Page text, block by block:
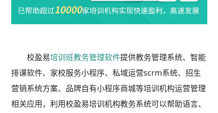
校盈易培训班教务管理软件提供教务管理系统、智能
排课软件、家校服务小程序、私域运营scrm系统、招生
营销系统方案、品牌自有小程序商城等培训机构运营管理
相关应用，利用校盈易培训机构教务系统可以帮助语言、